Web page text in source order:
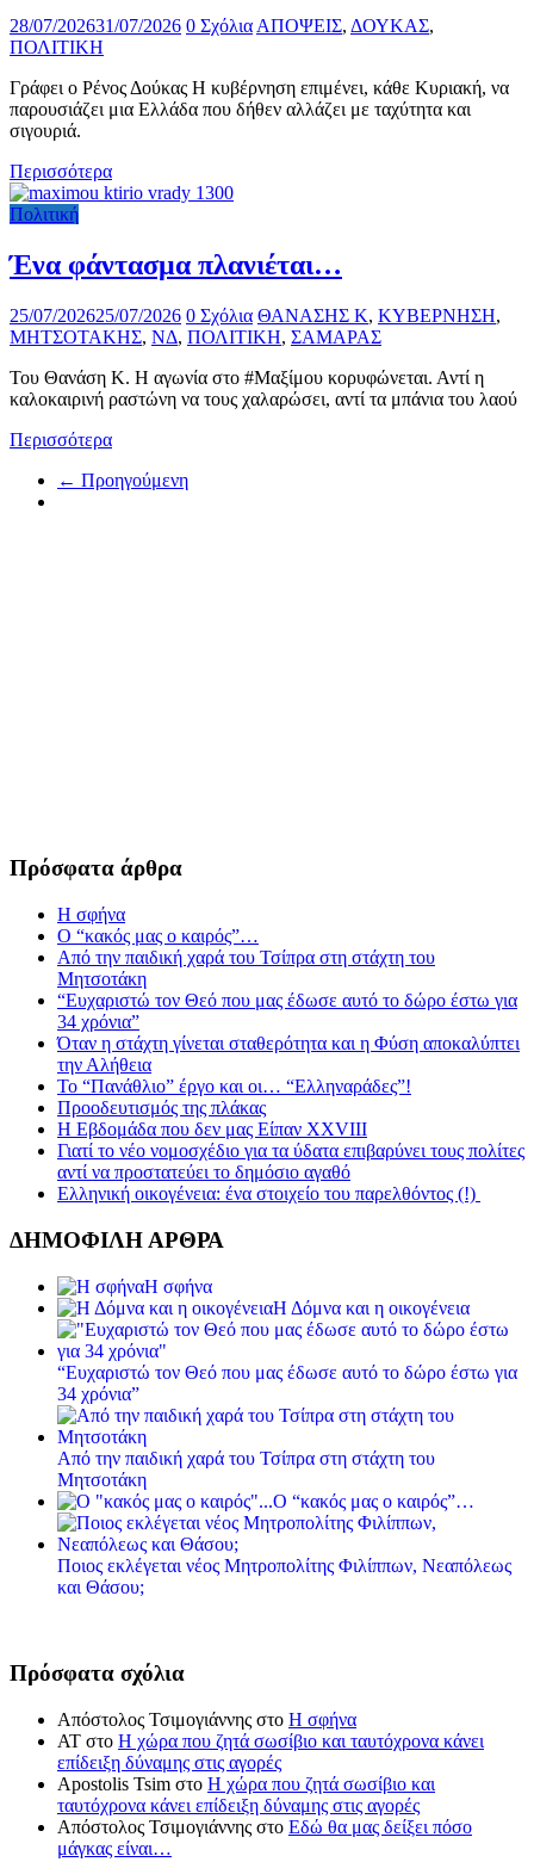
28/07/202631/07/2026 0 Σχόλια ΑΠΟΨΕΙΣ, ΔΟΥΚΑΣ,
ΠΟΛΙΤΙΚΗ
Γράφει ο Ρένος Δούκας Η κυβέρνηση επιμένει, κάθε Κυριακή, να
παρουσιάζει μια Ελλάδα που δήθεν αλλάζει με ταχύτητα και
σιγουριά.
Περισσότερα
Πολιτική
Ένα φάντασμα πλανιέται…
25/07/202625/07/2026 0 Σχόλια ΘΑΝΑΣΗΣ Κ, ΚΥΒΕΡΝΗΣΗ,
ΜΗΤΣΟΤΑΚΗΣ, ΝΔ, ΠΟΛΙΤΙΚΗ, ΣΑΜΑΡΑΣ
Του Θανάση Κ. Η αγωνία στο #Μαξίμου κορυφώνεται. Αντί η
καλοκαιρινή ραστώνη να τους χαλαρώσει, αντί τα μπάνια του λαού
Περισσότερα
← Προηγούμενη
Πρόσφατα άρθρα
Η σφήνα
Ο “κακός μας ο καιρός”…
Από την παιδική χαρά του Τσίπρα στη στάχτη του
Μητσοτάκη
“Ευχαριστώ τον Θεό που μας έδωσε αυτό το δώρο έστω για
34 χρόνια”
Όταν η στάχτη γίνεται σταθερότητα και η Φύση αποκαλύπτει
την Αλήθεια
Το “Πανάθλιο” έργο και οι… “Ελληναράδες”!
Προοδευτισμός της πλάκας
Η Εβδομάδα που δεν μας Είπαν XXVIII
Γιατί το νέο νομοσχέδιο για τα ύδατα επιβαρύνει τους πολίτες
αντί να προστατεύει το δημόσιο αγαθό
Ελληνική οικογένεια: ένα στοιχείο του παρελθόντος (!)
ΔΗΜΟΦΙΛΗ ΑΡΘΡΑ
Η σφήνα
Η Δόμνα και η οικογένεια
“Ευχαριστώ τον Θεό που μας έδωσε αυτό το δώρο έστω για
34 χρόνια”
Από την παιδική χαρά του Τσίπρα στη στάχτη του
Μητσοτάκη
Ο “κακός μας ο καιρός”…
Ποιος εκλέγεται νέος Μητροπολίτης Φιλίππων, Νεαπόλεως
και Θάσου;
Πρόσφατα σχόλια
Απόστολος Τσιμογιάννης στο Η σφήνα
ΑΤ στο Η χώρα που ζητά σωσίβιο και ταυτόχρονα κάνει
επίδειξη δύναμης στις αγορές
Apostolis Tsim στο Η χώρα που ζητά σωσίβιο και
ταυτόχρονα κάνει επίδειξη δύναμης στις αγορές
Απόστολος Τσιμογιάννης στο Εδώ θα μας δείξει πόσο
μάγκας είναι…